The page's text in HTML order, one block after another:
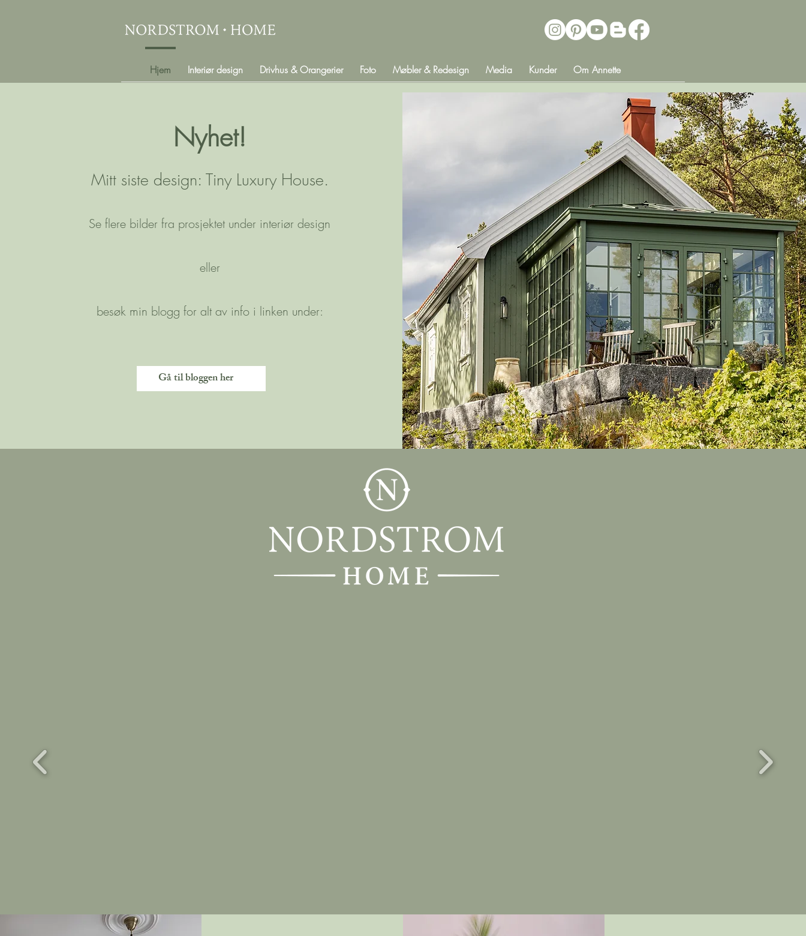
Hjem Interiør design Drivhus & Orangerier Foto Møbler & Redesign Media Kunder Om Annette
Nyhet!
Mitt siste design: Tiny Luxury House.
Se flere bilder fra prosjektet under interiør design
eller
besøk min blogg for alt av info i linken under:
Gå til bloggen her